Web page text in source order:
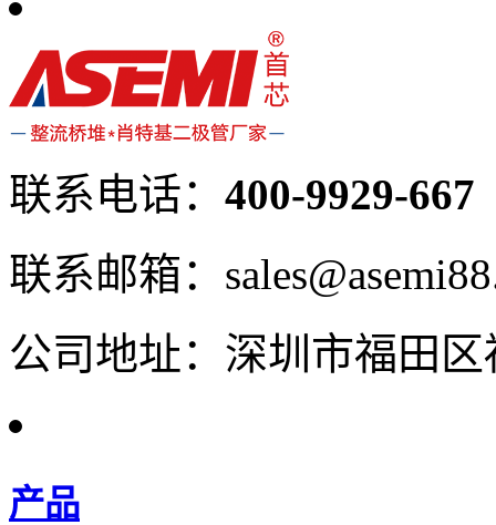
联系电话： 400-9929-667
联系邮箱：
公司地址：深圳市福田
产品